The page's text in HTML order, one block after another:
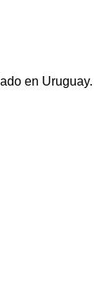
en Uruguay.